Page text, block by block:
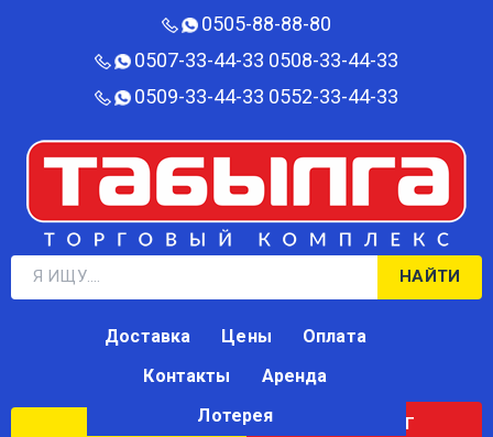
0505-88-88-80‬
0507-33-44-33 0508-33-44-33
0509-33-44-33 0552-33-44-33
НАЙТИ
КАТАЛОГ
Доставка Цены
Оплата
Контакты
Аренда
Лотерея